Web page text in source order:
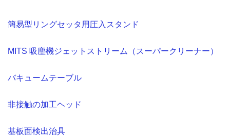
簡易型リングセッタ用圧入スタンド
MITS 吸塵機ジェットストリーム（スーパークリーナー）
バキュームテーブル
非接触の加工ヘッド
基板面検出治具